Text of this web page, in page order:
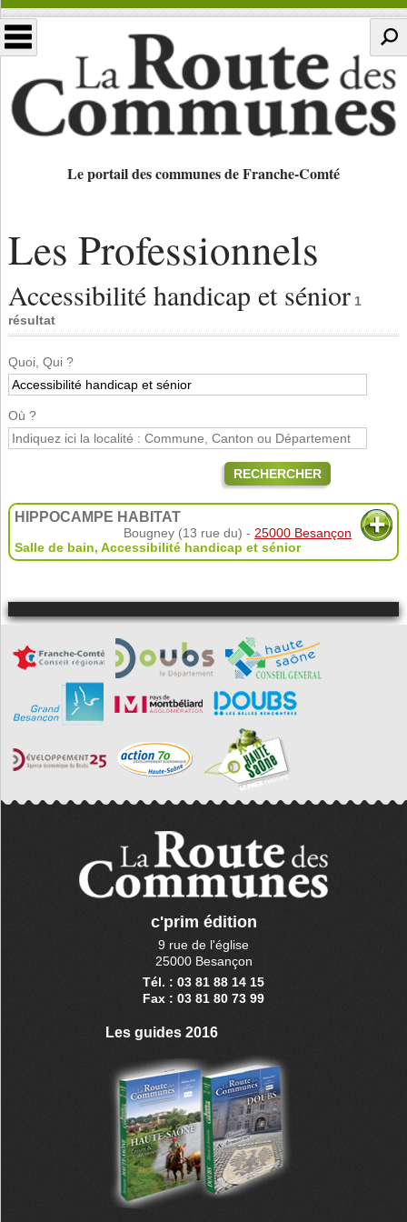
Le portail des communes de Franche-Comté
Les Professionnels
Accessibilité handicap et sénior 1
résultat
Quoi, Qui ?
Où ?
RECHERCHER
HIPPOCAMPE HABITAT
Bougney (13 rue du) - 25000 Besançon
Salle de bain, Accessibilité handicap et sénior
c'prim édition
9 rue de l'église
25000 Besançon
Tél. : 03 81 88 14 15
Fax : 03 81 80 73 99
Les guides 2016